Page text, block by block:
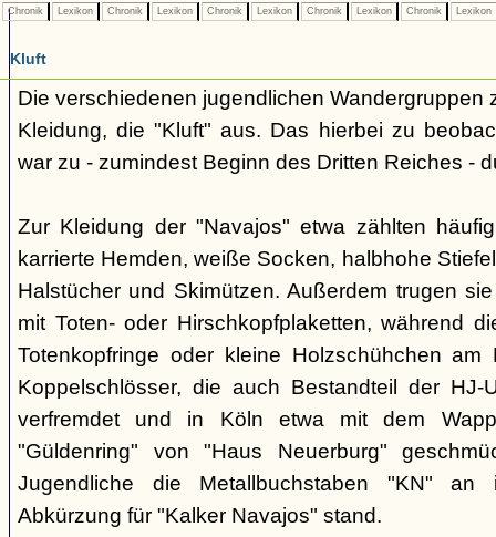
Chronik Lexikon Chronik Lexikon Chronik Lexikon Chronik Lexikon Chronik Lexikon
Kluft
Die verschiedenen jugendlichen Wandergruppen
Kleidung, die "Kluft" aus. Das hierbei zu
war zu - zumindest Beginn des Dritten Reiches -
Zur Kleidung der "Navajos" etwa zählten
karrierte Hemden, weiße Socken, halbhohe
Halstücher und Skimützen. Außerdem trugen
mit Toten- oder Hirschkopfplaketten, während
Totenkopfringe oder kleine Holzschühchen am
Koppelschlösser, die auch Bestandteil der HJ-
verfremdet und in Köln etwa mit dem
"Güldenring" von "Haus Neuerburg"
Jugendliche die Metallbuchstaben "KN"
Abkürzung für "Kalker Navajos" stand.